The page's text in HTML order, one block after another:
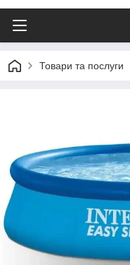
Товари та послуги